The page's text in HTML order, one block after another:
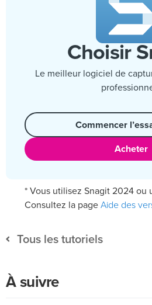
Choisir
Le meilleur logiciel de
Commencer
Acheter
* Vous utilisez Snagit 2024 ou
Consultez la page Aide des
Tous les tutoriels
À suivre